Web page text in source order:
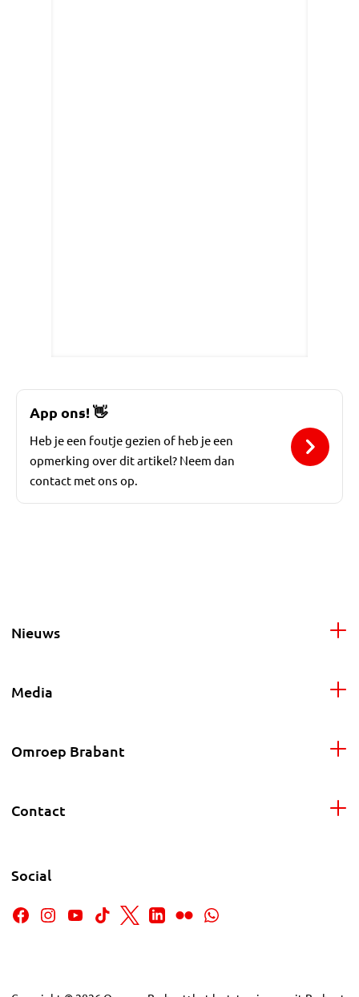
App ons!👋
Heb je een foutje gezien of heb je een
opmerking over dit artikel? Neem dan
contact met ons op.
Nieuws
Media
Omroep Brabant
Contact
Social